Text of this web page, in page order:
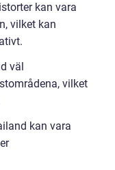
kan vara
vilket kan
väl
vilket
kan vara